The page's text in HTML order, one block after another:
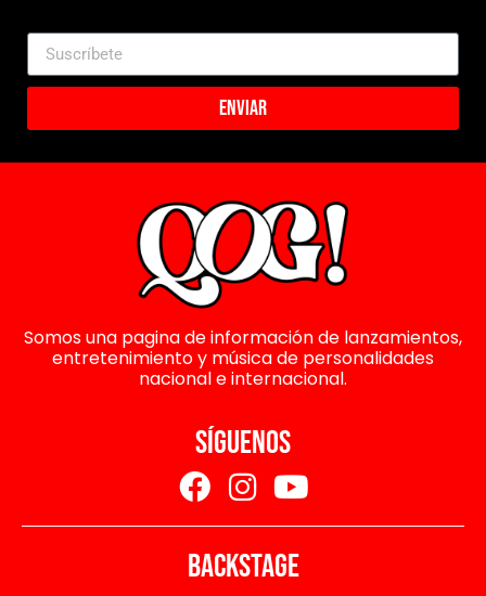
Enviar
Somos una pagina de información de lanzamientos,
entretenimiento y música de personalidades
nacional e internacional.
SÍGUENOS
BACKSTAGE